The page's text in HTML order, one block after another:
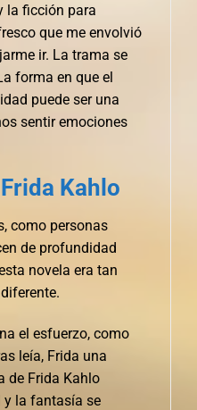
la ficción para
que me envolvió
ir. La trama se
forma en que el
puede ser una
sentir emociones
Kahlo
como personas
de profundidad
novela era tan
el esfuerzo, como
leía, Frida una
de Frida Kahlo
y la fantasía se